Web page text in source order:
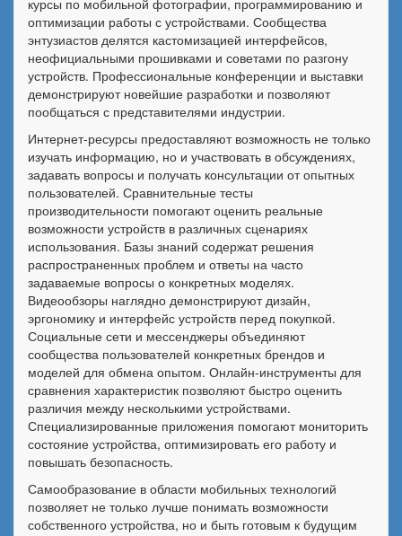
курсы по мобильной фотографии, программированию и
оптимизации работы с устройствами. Сообщества
энтузиастов делятся кастомизацией интерфейсов,
неофициальными прошивками и советами по разгону
устройств. Профессиональные конференции и выставки
демонстрируют новейшие разработки и позволяют
пообщаться с представителями индустрии.
Интернет-ресурсы предоставляют возможность не только
изучать информацию, но и участвовать в обсуждениях,
задавать вопросы и получать консультации от опытных
пользователей. Сравнительные тесты
производительности помогают оценить реальные
возможности устройств в различных сценариях
использования. Базы знаний содержат решения
распространенных проблем и ответы на часто
задаваемые вопросы о конкретных моделях.
Видеообзоры наглядно демонстрируют дизайн,
эргономику и интерфейс устройств перед покупкой.
Социальные сети и мессенджеры объединяют
сообщества пользователей конкретных брендов и
моделей для обмена опытом. Онлайн-инструменты для
сравнения характеристик позволяют быстро оценить
различия между несколькими устройствами.
Специализированные приложения помогают мониторить
состояние устройства, оптимизировать его работу и
повышать безопасность.
Самообразование в области мобильных технологий
позволяет не только лучше понимать возможности
собственного устройства, но и быть готовым к будущим